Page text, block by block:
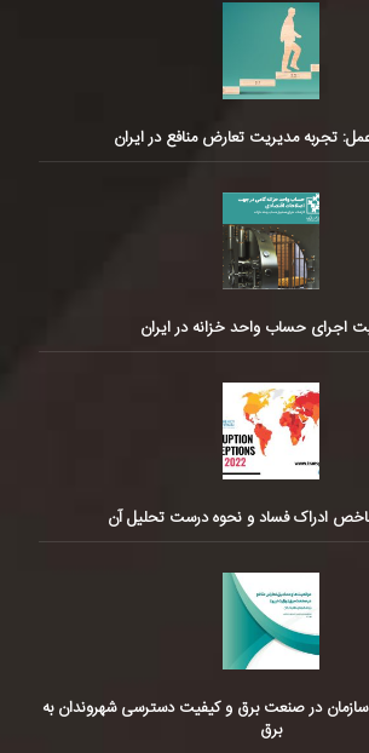
اجرای حساب واحد خزانه در ایران
ادراک فساد و نحوه درست تحلیل آن
در صنعت برق و کیفیت دسترسی شهروندان به
برق